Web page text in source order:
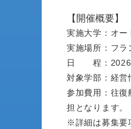
【開催概要】
実施大学：オー
実施場所：フラ
日 程：2026
対象学部：経営
参加費用：往復
担となります。
※詳細は募集要